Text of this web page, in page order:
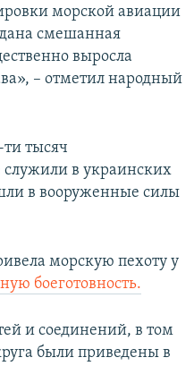
морской авиации
смешанная
выросла
– отметил народный
тысяч
в украинских
в вооруженные силы
морскую пехоту у
боеготовность.
и соединений, в том
были приведены в